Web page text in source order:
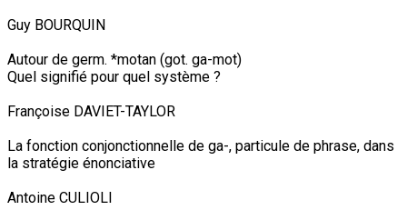
Guy BOURQUIN
Autour de germ. *motan (got. ga-mot)
Quel signifié pour quel système ?
Françoise DAVIET-TAYLOR
La fonction conjonctionnelle de ga-, particule de phrase, dans
la stratégie énonciative
Antoine CULIOLI